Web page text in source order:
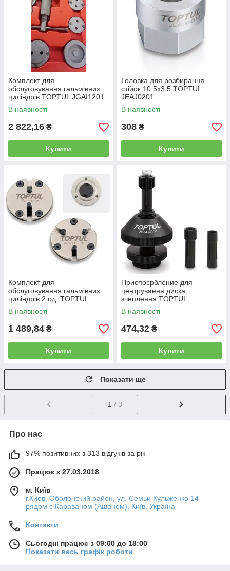
Комплект для
обслуговування гальмівних
циліндрів TOPTUL JGAI1201
В наявності
2 822,16 ₴
Купити
Головка для розбирання
стійок 10.5x3.5 TOPTUL
JEAJ0201
В наявності
308 ₴
Купити
Комплект для
обслуговування гальмівних
циліндрів 2 од. TOPTUL
JGAR0202
В наявності
1 489,84 ₴
Купити
Приспосрбление для
центрування диска
зчеплення TOPTUL
JEAN0131
В наявності
474,32 ₴
Купити
Показати ще
1 / 3
Про нас
97% позитивних з 313 відгуків за рік
Працює з 27.03.2018
м. Київ
г.Киев, Оболонский район, ул. Семьи Кульженко 14
рядом с Караваном (Ашаном), Київ, Україна
Контакти
Сьогодні працює з 09:00 до 18:00
Показати весь графік роботи